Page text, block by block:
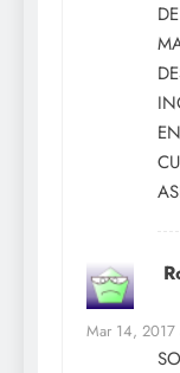
dice:
Mar 14, 2017